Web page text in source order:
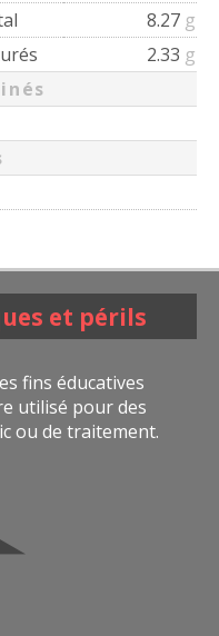
8.27 g
2.33 g
et périls
fins éducatives
utilisé pour des
ou de traitement.